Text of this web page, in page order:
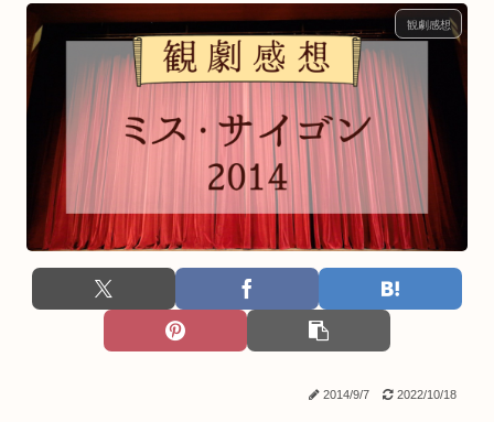
観劇感想
2014/9/7 2022/10/18